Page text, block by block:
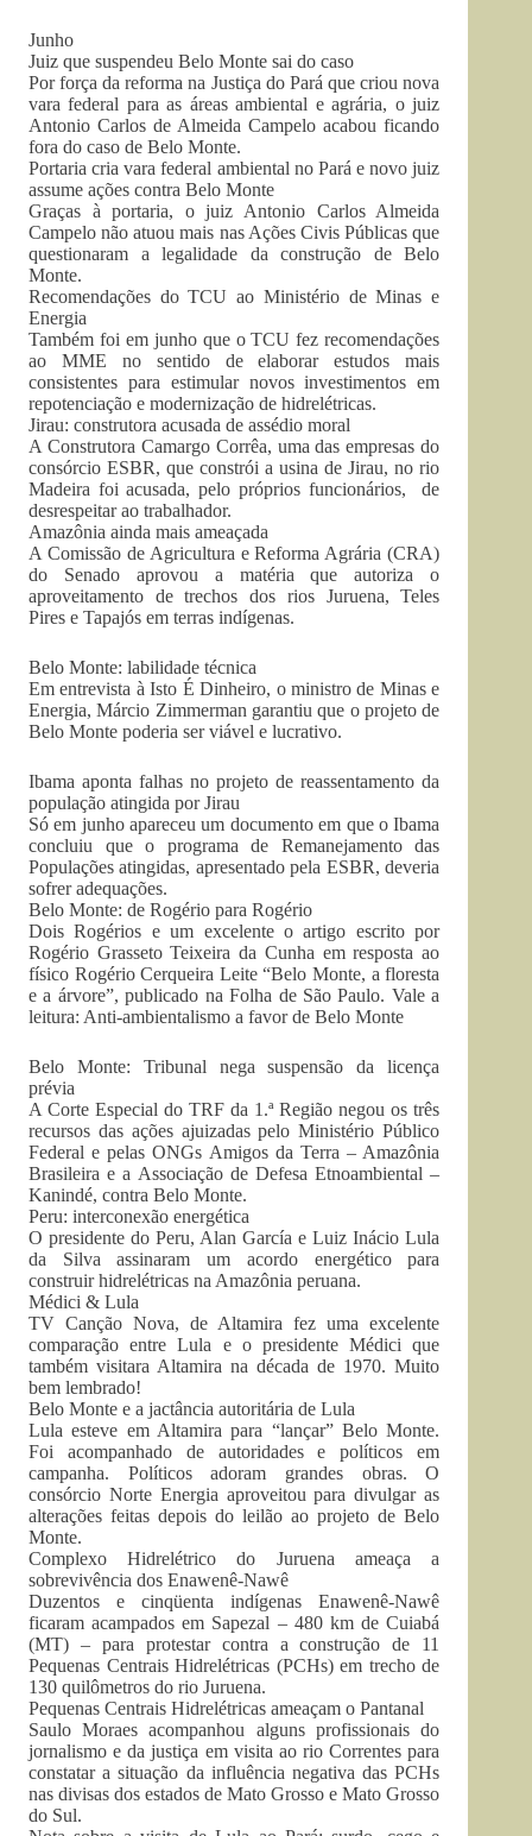
Junho
Juiz que suspendeu Belo Monte sai do caso
Por força da reforma na Justiça do Pará que criou nova
vara federal para as áreas ambiental e agrária, o juiz
Antonio Carlos de Almeida Campelo acabou ficando
fora do caso de Belo Monte.
Portaria cria vara federal ambiental no Pará e novo juiz
assume ações contra Belo Monte
Graças à portaria, o juiz Antonio Carlos Almeida
Campelo não atuou mais nas Ações Civis Públicas que
questionaram a legalidade da construção de Belo
Monte.
Recomendações do TCU ao Ministério de Minas e
Energia
Também foi em junho que o TCU fez recomendações
ao MME no sentido de elaborar estudos mais
consistentes para estimular novos investimentos em
repotenciação e modernização de hidrelétricas.
Jirau: construtora acusada de assédio moral
A Construtora Camargo Corrêa, uma das empresas do
consórcio ESBR, que constrói a usina de Jirau, no rio
Madeira foi acusada, pelo próprios funcionários, de
desrespeitar ao trabalhador.
Amazônia ainda mais ameaçada
A Comissão de Agricultura e Reforma Agrária (CRA)
do Senado aprovou a matéria que autoriza o
aproveitamento de trechos dos rios Juruena, Teles
Pires e Tapajós em terras indígenas.
Belo Monte: labilidade técnica
Em entrevista à Isto É Dinheiro, o ministro de Minas e
Energia, Márcio Zimmerman garantiu que o projeto de
Belo Monte poderia ser viável e lucrativo.
Ibama aponta falhas no projeto de reassentamento da
população atingida por Jirau
Só em junho apareceu um documento em que o Ibama
concluiu que o programa de Remanejamento das
Populações atingidas, apresentado pela ESBR, deveria
sofrer adequações.
Belo Monte: de Rogério para Rogério
Dois Rogérios e um excelente o artigo escrito por
Rogério Grasseto Teixeira da Cunha em resposta ao
físico Rogério Cerqueira Leite “Belo Monte, a floresta
e a árvore”, publicado na Folha de São Paulo. Vale a
leitura: Anti-ambientalismo a favor de Belo Monte
Belo Monte: Tribunal nega suspensão da licença
prévia
A Corte Especial do TRF da 1.ª Região negou os três
recursos das ações ajuizadas pelo Ministério Público
Federal e pelas ONGs Amigos da Terra – Amazônia
Brasileira e a Associação de Defesa Etnoambiental –
Kanindé, contra Belo Monte.
Peru: interconexão energética
O presidente do Peru, Alan García e Luiz Inácio Lula
da Silva assinaram um acordo energético para
construir hidrelétricas na Amazônia peruana.
Médici & Lula
TV Canção Nova, de Altamira fez uma excelente
comparação entre Lula e o presidente Médici que
também visitara Altamira na década de 1970. Muito
bem lembrado!
Belo Monte e a jactância autoritária de Lula
Lula esteve em Altamira para “lançar” Belo Monte.
Foi acompanhado de autoridades e políticos em
campanha. Políticos adoram grandes obras. O
consórcio Norte Energia aproveitou para divulgar as
alterações feitas depois do leilão ao projeto de Belo
Monte.
Complexo Hidrelétrico do Juruena ameaça a
sobrevivência dos Enawenê-Nawê
Duzentos e cinqüenta indígenas Enawenê-Nawê
ficaram acampados em Sapezal – 480 km de Cuiabá
(MT) – para protestar contra a construção de 11
Pequenas Centrais Hidrelétricas (PCHs) em trecho de
130 quilômetros do rio Juruena.
Pequenas Centrais Hidrelétricas ameaçam o Pantanal
Saulo Moraes acompanhou alguns profissionais do
jornalismo e da justiça em visita ao rio Correntes para
constatar a situação da influência negativa das PCHs
nas divisas dos estados de Mato Grosso e Mato Grosso
do Sul.